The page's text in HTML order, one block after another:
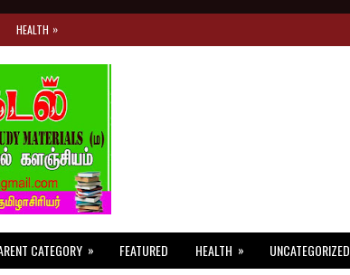
HEALTH »
CATEGORY » FEATURED HEALTH » UNCATEGORIZED